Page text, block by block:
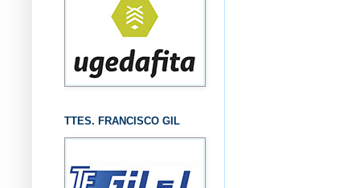
TTES. FRANCISCO GIL